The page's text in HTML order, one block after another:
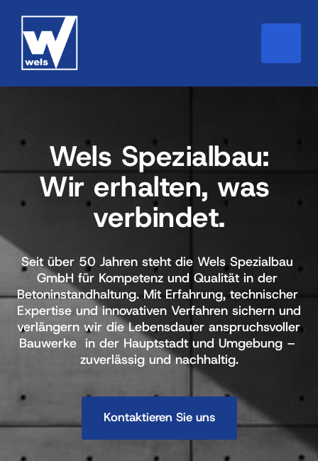
Wels Spezialbau:
Wir erhalten,
verbindet.
Seit über 50 Jahren steht die Wels Spezialbau
GmbH für Kompetenz und Qualität in der
Betoninstandhaltung. Mit Erfahrung, technischer
Expertise und innovativen Verfahren sichern und
verlängern wir die Lebensdauer anspruchsvoller
Bauwerke  in der Hauptstadt und Umgebung –
zuverlässig und nachhaltig.
Kontaktieren Sie uns